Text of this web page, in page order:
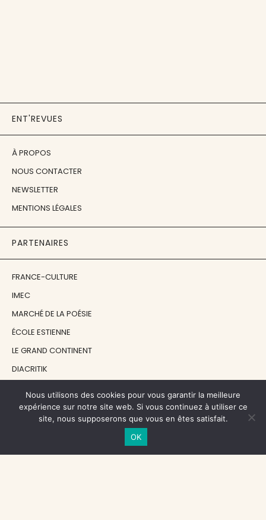
ENT'REVUES
À PROPOS
NOUS CONTACTER
NEWSLETTER
MENTIONS LÉGALES
PARTENAIRES
FRANCE-CULTURE
IMEC
MARCHÉ DE LA POÉSIE
ÉCOLE ESTIENNE
LE GRAND CONTINENT
DIACRITIK
NOS SOUTIENS
CENTRE NATIONAL DU LIVRE
Nous utilisons des cookies pour vous garantir la meilleure
expérience sur notre site web. Si vous continuez à utiliser ce
site, nous supposerons que vous en êtes satisfait.
OK